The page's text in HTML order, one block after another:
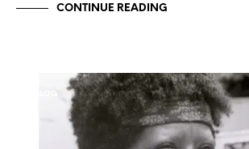
CONTINUE READING